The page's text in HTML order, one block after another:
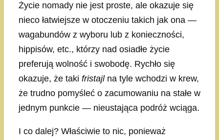
Życie nomady nie jest proste, ale okazuje się
nieco łatwiejsze w otoczeniu takich jak ona —
wagabundów z wyboru lub z konieczności,
hippisów, etc., którzy nad osiadłe życie
preferują wolność i swobodę. Rychło się
okazuje, że taki fristajlna tyle wchodzi w krew,
że trudno pomyśleć o zacumowaniu na stałe w
jednym punkcie — nieustająca podróż wciąga.
I co dalej? Właściwie to nic, ponieważ